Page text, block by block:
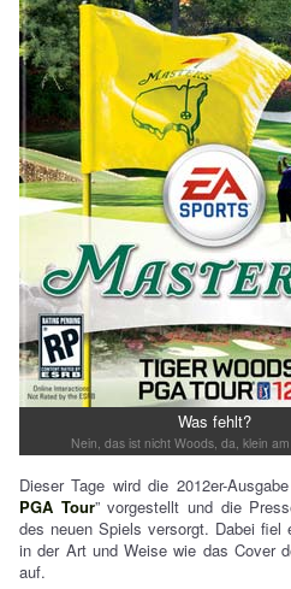
Was fehlt?
Nein, das ist nicht Woods, da, klein
Dieser Tage wird die 2012er-
PGA Tour” vorgestellt und die
des neuen Spiels versorgt. Dabei fiel
in der Art und Weise wie das Cover
auf.